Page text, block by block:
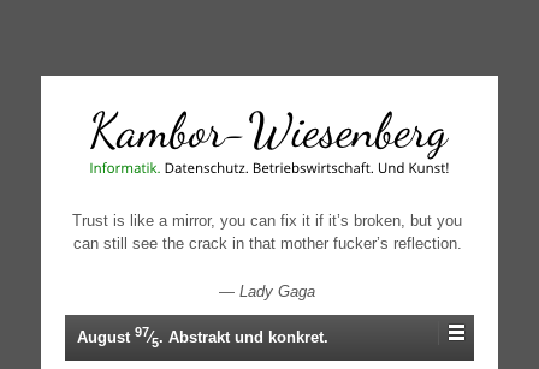
↓
CONTENT
Trust is like a mirror, you can fix it if it’s broken, but you
can still see the crack in that mother fucker’s reflection.
—Lady Gaga
August 97⁄5. Abstrakt und konkret.